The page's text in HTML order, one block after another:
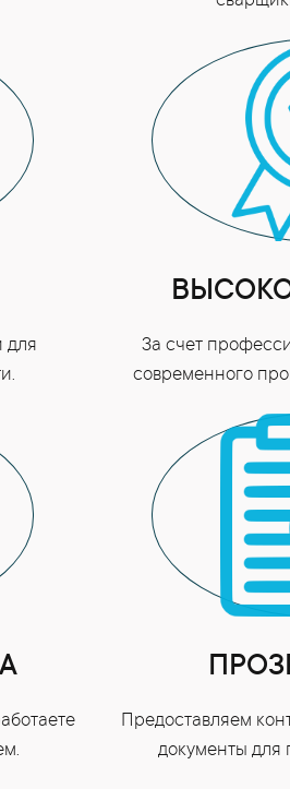
для
За счет
современного
Предоставляем
документы для